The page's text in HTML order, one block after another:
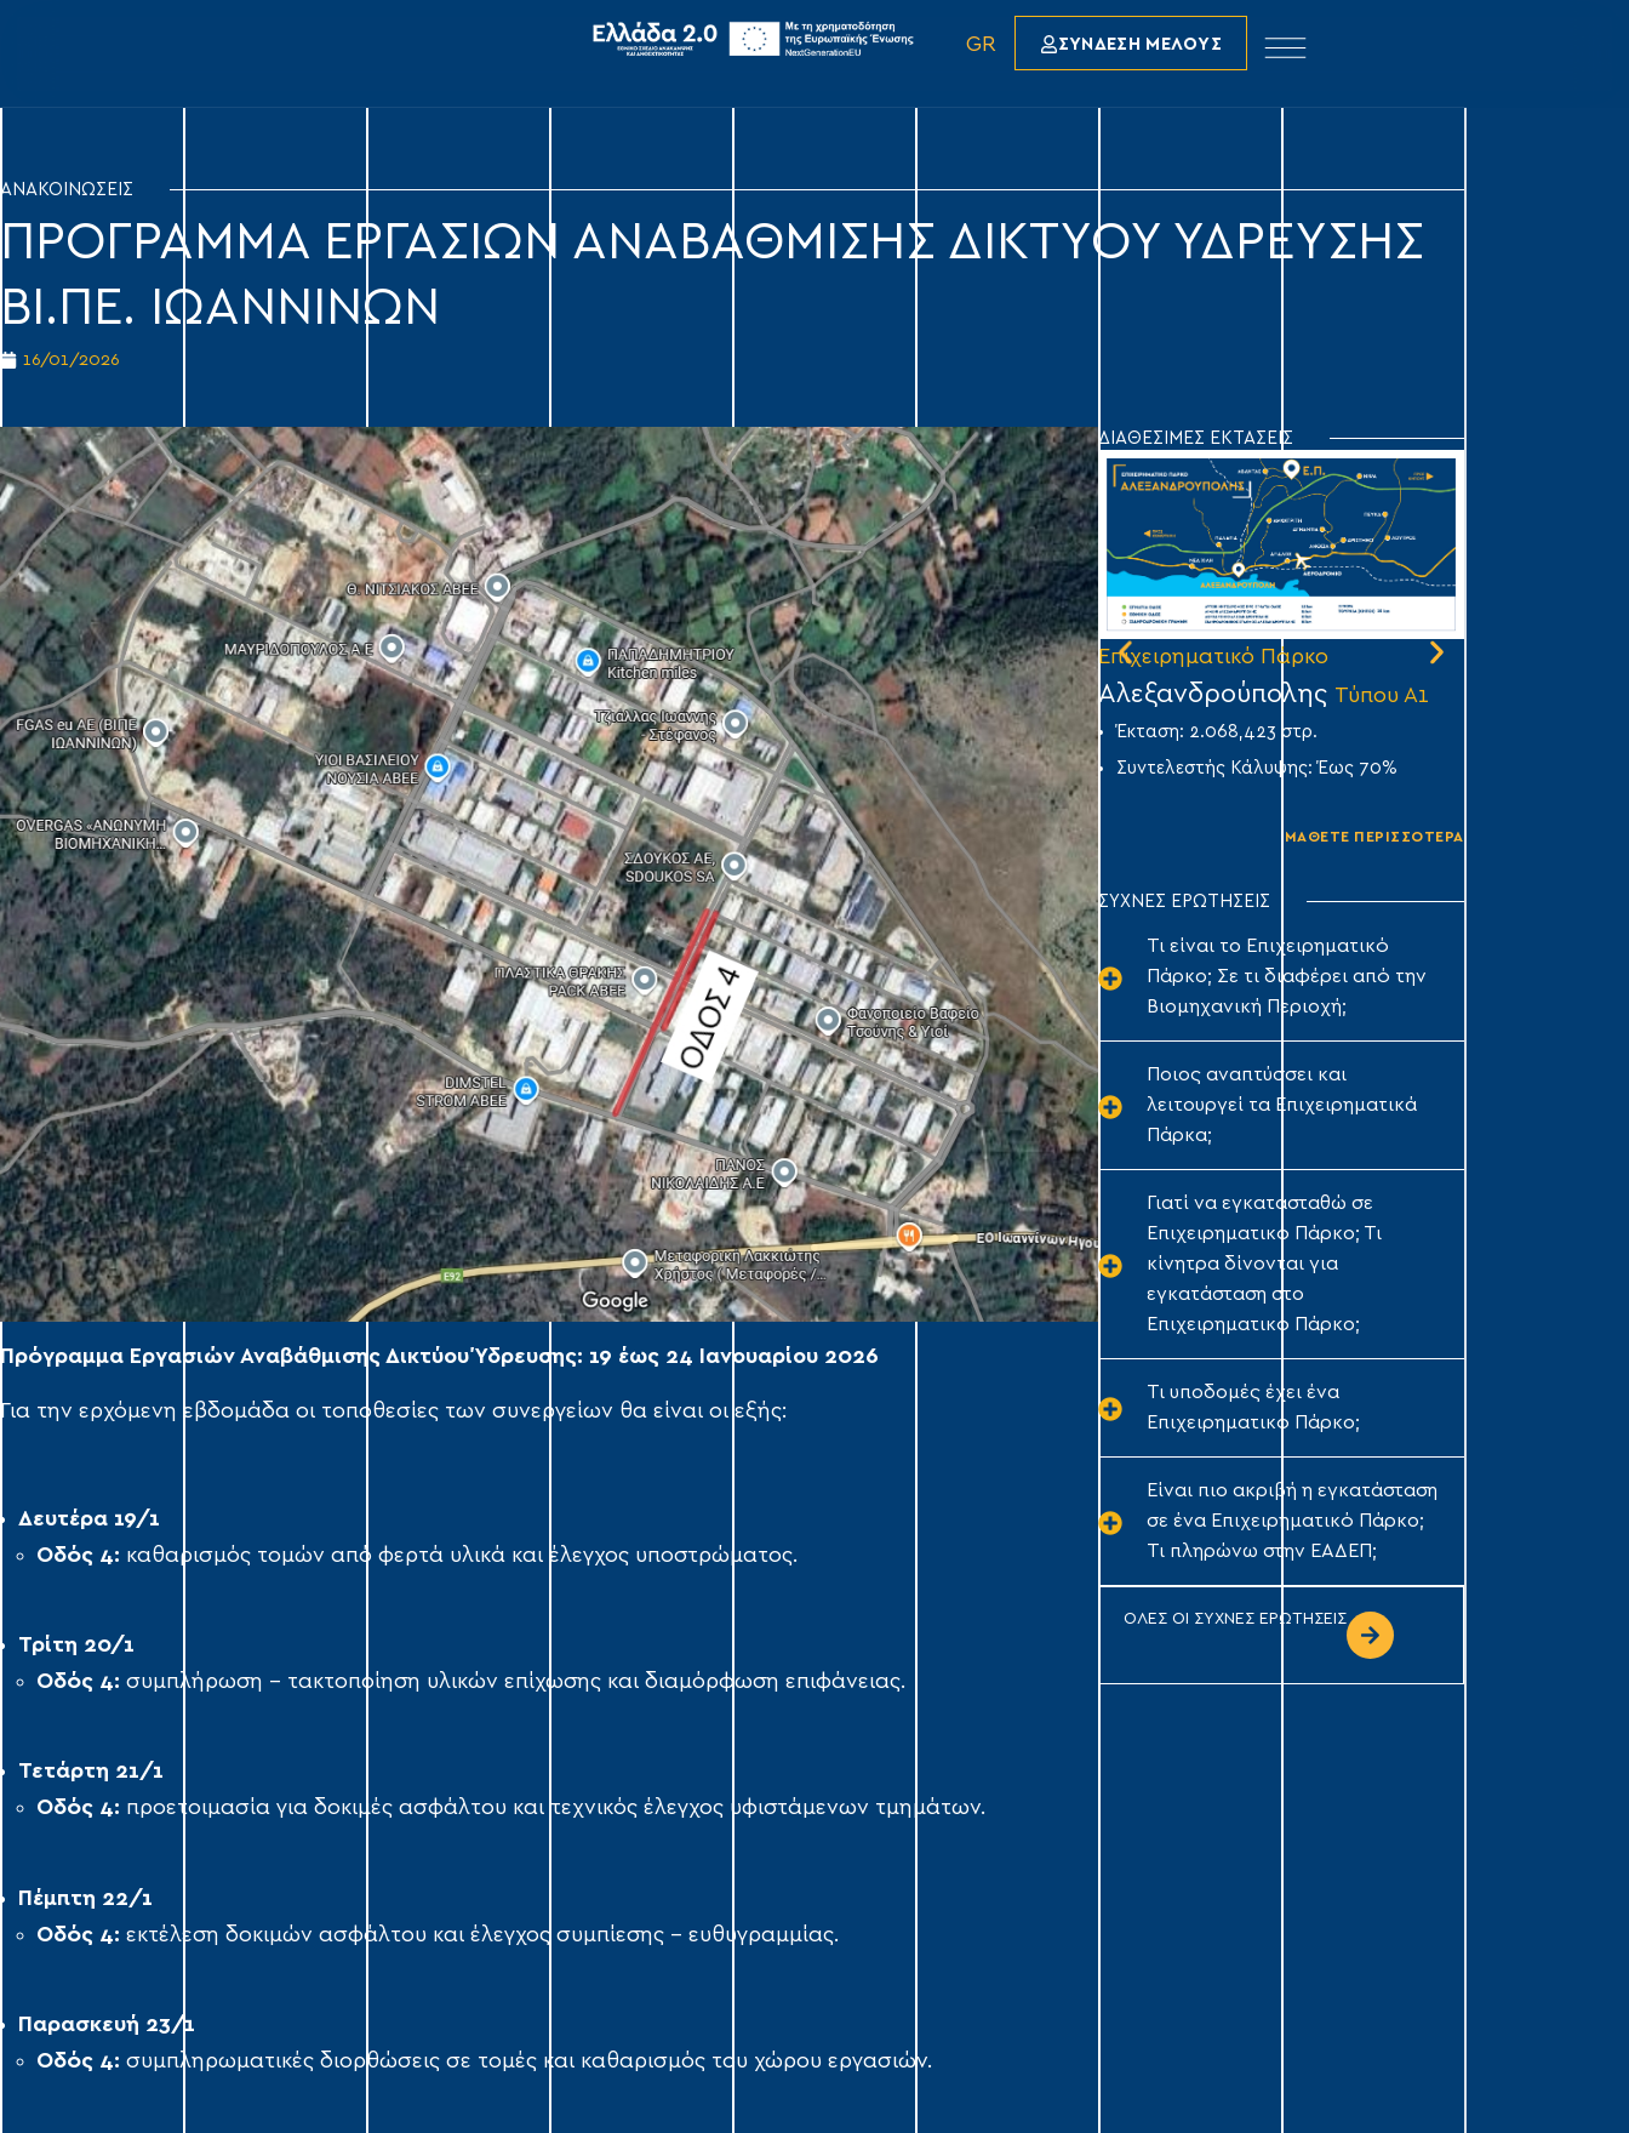
GR ΣΥΝΔΕΣΗ ΜΕΛΟΥΣ
ΑΝΑΚΟΙΝΩΣΕΙΣ
ΠΡΟΓΡΑΜΜΑ ΕΡΓΑΣΙΩΝ ΑΝΑΒΑΘΜΙΣΗΣ ΔΙΚΤΥΟΥ ΥΔΡΕΥΣΗΣ
ΒΙ.ΠΕ. ΙΩΑΝΝΙΝΩΝ
16/01/2026
Πρόγραμμα Εργασιών Αναβάθμισης Δικτύου Ύδρευσης: 19 έως 24 Ιανουαρίου 2026
Για την ερχόμενη εβδομάδα οι τοποθεσίες των συνεργείων θα είναι οι εξής:
Δευτέρα 19/1
Οδός 4: καθαρισμός τομών από φερτά υλικά και έλεγχος υποστρώματος.
Τρίτη 20/1
Οδός 4: συμπλήρωση – τακτοποίηση υλικών επίχωσης και διαμόρφωση επιφάνειας.
Τετάρτη 21/1
Οδός 4: προετοιμασία για δοκιμές ασφάλτου και τεχνικός έλεγχος υφιστάμενων τμημάτων.
Πέμπτη 22/1
Οδός 4: εκτέλεση δοκιμών ασφάλτου και έλεγχος συμπίεσης – ευθυγραμμίας.
Παρασκευή 23/1
Οδός 4: συμπληρωματικές διορθώσεις σε τομές και καθαρισμός του χώρου εργασιών.
ΔΙΑΘΕΣΙΜΕΣ ΕΚΤΑΣΕΙΣ
Επιχειρηματικό Πάρκο
Αλεξανδρούπολης Τύπου Α1
Έκταση: 2.068,423 στρ.
Συντελεστής Κάλυψης: Έως 70%
ΜΑΘΕΤΕ ΠΕΡΙΣΣΟΤΕΡΑ
ΣΥΧΝΕΣ ΕΡΩΤΗΣΕΙΣ
Τι είναι το Επιχειρηματικό
Πάρκο; Σε τι διαφέρει από την
Βιομηχανική Περιοχή;
Ποιος αναπτύσσει και
λειτουργεί τα Επιχειρηματικά
Πάρκα;
Γιατί να εγκατασταθώ σε
Επιχειρηματικό Πάρκο; Τι
κίνητρα δίνονται για
εγκατάσταση στο
Επιχειρηματικό Πάρκο;
Τι υποδομές έχει ένα
Επιχειρηματικό Πάρκο;
Είναι πιο ακριβή η εγκατάσταση
σε ένα Επιχειρηματικό Πάρκο;
Τι πληρώνω στην ΕΑΔΕΠ;
ΟΛΕΣ ΟΙ ΣΥΧΝΕΣ ΕΡΩΤΗΣΕΙΣ